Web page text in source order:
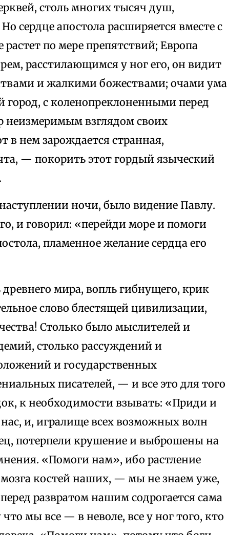
столь многих тысяч душ,
сердце апостола расширяется вместе с
растет по мере препятствий; Европа
расстилающимся у ног его, он видит
и жалкими божествами; очами ума
с коленопреклоненными перед
взглядом своих
в нем зарождается странная,
— покорить этот гордый языческий
ночи, было видение Павлу.
и говорил: «перейди море и помоги
пламенное желание сердца его
мира, вопль гибнущего, крик
слово блестящей цивилизации,
Столько было мыслителей и
столько рассуждений и
и государственных
писателей, — и все это для того
к необходимости взывать: «Приди и
и, игралище всех возможных волн
потерпели крушение и выброшены на
«Помоги нам», ибо растление
мозга костей наших, — мы не знаем уже,
развратом нашим содрогается сама
мы все — в неволе, все у ног того, кто